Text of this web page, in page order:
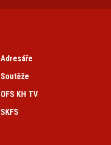
Adresáře
Soutěže
OFS KH TV
SKFS